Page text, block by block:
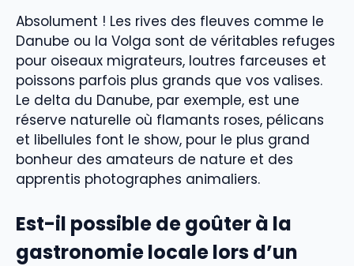
Absolument ! Les rives des fleuves comme le
Danube ou la Volga sont de véritables refuges
pour oiseaux migrateurs, loutres farceuses et
poissons parfois plus grands que vos valises.
Le delta du Danube, par exemple, est une
réserve naturelle où flamants roses, pélicans
et libellules font le show, pour le plus grand
bonheur des amateurs de nature et des
apprentis photographes animaliers.
Est-il possible de goûter à la
gastronomie locale lors d’un